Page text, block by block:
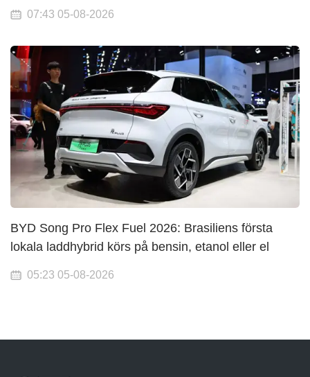
07:43 05-08-2026
BYD Song Pro Flex Fuel 2026: Brasiliens första
lokala laddhybrid körs på bensin, etanol eller el
05:23 05-08-2026